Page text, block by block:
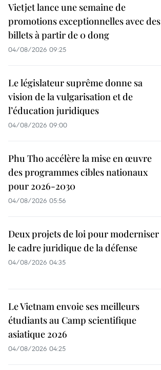
Vietjet lance une semaine de
promotions exceptionnelles avec des
billets à partir de 0 dong
04/08/2026 09:25
Le législateur suprême donne sa
vision de la vulgarisation et de
l’éducation juridiques
04/08/2026 09:00
Phu Tho accélère la mise en œuvre
des programmes cibles nationaux
pour 2026-2030
04/08/2026 05:56
Deux projets de loi pour moderniser
le cadre juridique de la défense
04/08/2026 04:35
Le Vietnam envoie ses meilleurs
étudiants au Camp scientifique
asiatique 2026
04/08/2026 04:25